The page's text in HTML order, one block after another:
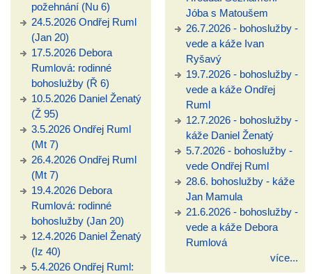
požehnání (Nu 6)
24.5.2026 Ondřej Ruml
(Jan 20)
17.5.2026 Debora
Rumlová: rodinné
bohoslužby (Ř 6)
10.5.2026 Daniel Ženatý
(Ž 95)
3.5.2026 Ondřej Ruml
(Mt 7)
26.4.2026 Ondřej Ruml
(Mt 7)
19.4.2026 Debora
Rumlová: rodinné
bohoslužby (Jan 20)
12.4.2026 Daniel Ženatý
(Iz 40)
5.4.2026 Ondřej Ruml:
Jóba s Matoušem
26.7.2026 - bohoslužby -
vede a káže Ivan
Ryšavý
19.7.2026 - bohoslužby -
vede a káže Ondřej
Ruml
12.7.2026 - bohoslužby -
káže Daniel Ženatý
5.7.2026 - bohoslužby -
vede Ondřej Ruml
28.6. bohoslužby - káže
Jan Mamula
21.6.2026 - bohoslužby -
vede a káže Debora
Rumlová
více...